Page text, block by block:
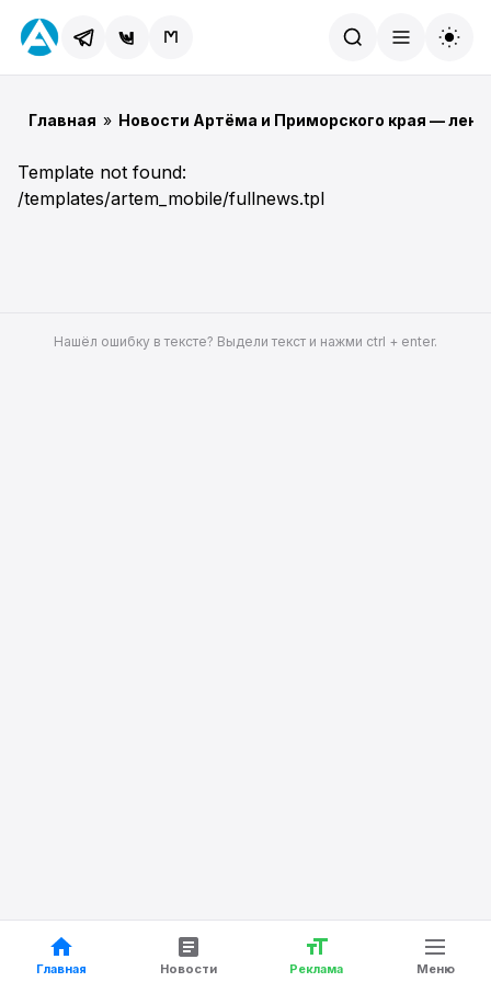
Главная » Новости Артёма и Приморского края —
Template not found:
/templates/artem_mobile/fullnews.tpl
Главная Новости Реклама Меню
Нашёл ошибку в тексте? Выдели текст и нажми ctrl + enter.